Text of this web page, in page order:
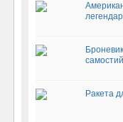
Ракета